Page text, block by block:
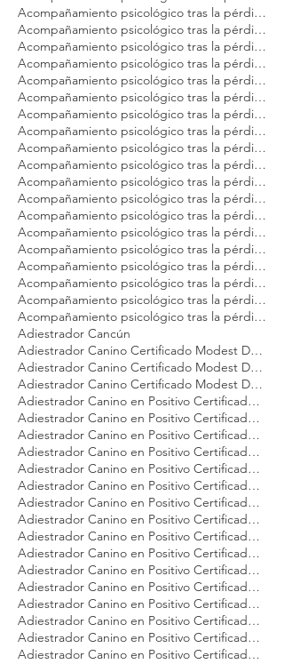
Acompañamiento psicológico tras la pérdida de tu mascota Modest Dog Veracruz
Acompañamiento psicológico tras la pérdida de tu mascota Modest Dog Zapopan
Acompañamiento psicológico tras la pérdida de tu perro Modest Dog Argentina
Acompañamiento psicológico tras la pérdida de tu perro Modest Dog Brasil
Acompañamiento psicológico tras la pérdida de tu perro Modest Dog CDMX
Acompañamiento psicológico tras la pérdida de tu perro Modest Dog Cancún
Acompañamiento psicológico tras la pérdida de tu perro Modest Dog Guadalajara
Acompañamiento psicológico tras la pérdida de tu perro Modest Dog Los Cabos
Acompañamiento psicológico tras la pérdida de tu perro Modest Dog México
Acompañamiento psicológico tras la pérdida de tu perro Modest Dog Nuevo Vallarta
Acompañamiento psicológico tras la pérdida de tu perro Modest Dog Panamá
Acompañamiento psicológico tras la pérdida de tu perro Modest Dog Playa del Carmen
Acompañamiento psicológico tras la pérdida de tu perro Modest Dog Puebla
Acompañamiento psicológico tras la pérdida de tu perro Modest Dog Puerto Vallarta
Acompañamiento psicológico tras la pérdida de tu perro Modest Dog Punta Mita
Acompañamiento psicológico tras la pérdida de tu perro Modest Dog Querétaro
Acompañamiento psicológico tras la pérdida de tu perro Modest Dog Tulum
Acompañamiento psicológico tras la pérdida de tu perro Modest Dog Veracruz
Acompañamiento psicológico tras la pérdida de tu perro Modest Dog Zapopan
Adiestrador Cancún
Adiestrador Canino Certificado Modest Dog Argentina
Adiestrador Canino Certificado Modest Dog México
Adiestrador Canino Certificado Modest Dog Panamá
Adiestrador Canino en Positivo Certificado Modest Dog Argentina
Adiestrador Canino en Positivo Certificado Modest Dog CDMX
Adiestrador Canino en Positivo Certificado Modest Dog Cancún
Adiestrador Canino en Positivo Certificado Modest Dog Dog Brasil
Adiestrador Canino en Positivo Certificado Modest Dog Guadalajara
Adiestrador Canino en Positivo Certificado Modest Dog Los Cabos
Adiestrador Canino en Positivo Certificado Modest Dog México
Adiestrador Canino en Positivo Certificado Modest Dog Nuevo Vallarta
Adiestrador Canino en Positivo Certificado Modest Dog Panamá
Adiestrador Canino en Positivo Certificado Modest Dog Playa del Carmen
Adiestrador Canino en Positivo Certificado Modest Dog Puebla
Adiestrador Canino en Positivo Certificado Modest Dog Puerto Vallarta
Adiestrador Canino en Positivo Certificado Modest Dog Punta Mita
Adiestrador Canino en Positivo Certificado Modest Dog Querétaro
Adiestrador Canino en Positivo Certificado Modest Dog Tulúm
Adiestrador Canino en Positivo Certificado Modest Dog Veracruz